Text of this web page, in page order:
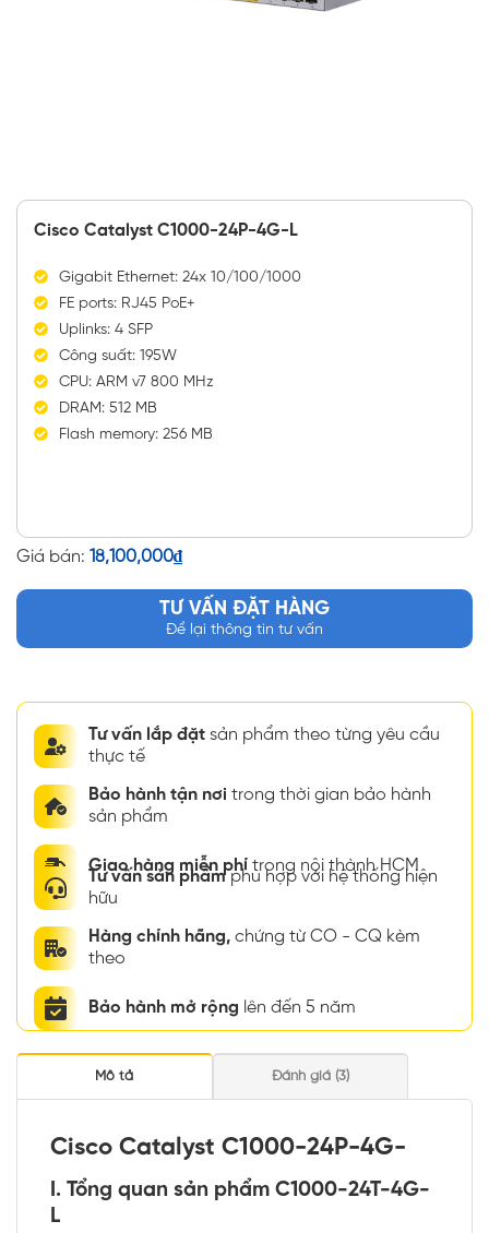
Cisco Catalyst C1000-24P-4G-L
Gigabit Ethernet: 24x 10/100/1000
FE ports: RJ45 PoE+
Uplinks: 4 SFP
Công suất: 195W
CPU: ARM v7 800 MHz
DRAM: 512 MB
Flash memory: 256 MB
Giá bán: 18,100,000₫
TƯ VẤN ĐẶT HÀNG
Để lại thông tin tư vấn
Tư vấn lắp đặt sản phẩm theo từng yêu cầu
thực tế
Bảo hành tận nơi trong thời gian bảo hành
sản phẩm
Giao hàng miễn phí trong nội thành HCM
Tư vấn sản phẩmphù hợp với hệ thống hiện
hữu
Hàng chính hãng, chứng từ CO - CQ kèm
theo
Bảo hành mở rộng lên đến 5 năm
Mô tả Đánh giá (3)
Cisco Catalyst C1000-24P-4G-
I. Tổng quan sản phẩm C1000-24T-4G-
L